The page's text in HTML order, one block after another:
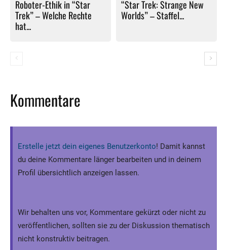
Roboter-Ethik in “Star
Trek” – Welche Rechte
hat...
“Star Trek: Strange New
Worlds” – Staffel...
Kommentare
Erstelle jetzt dein eigenes Benutzerkonto! Damit kannst
du deine Kommentare länger bearbeiten und in deinem
Profil übersichtlich anzeigen lassen.
Wir behalten uns vor, Kommentare gekürzt oder nicht zu
veröffentlichen, sollten sie zu der Diskussion thematisch
nicht konstruktiv beitragen.